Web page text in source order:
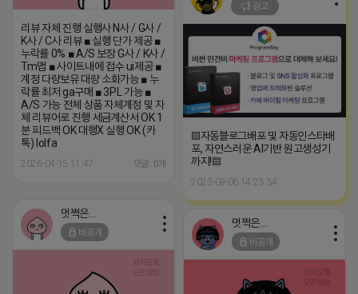
리뷰 자체 진행 실행사 N사 / G사 /
K사 / C사 리뷰 ■ 실행 단가 제공 ■
누락률 0% ■ A/S 보장 G사 / K사 /
Tm맵 ■ 사이트내에 접수 ui제공 ■
계정 다량보유 대량 소화가능 ■ 누
락률 최저 ga구매 ■ 3PL 가능 ■
A/S 가능 전체 상품 자체계정 및 자
체 리뷰어로 진행 세금계산서 OK 1
분 피드백 OK 대행X 실행 OK (카
톡) lolfa
2026-04-15 11:47 댓글: 0개
광고
▤자동블로그배포 및 자동인스타배
포, 자연스러운 AI기반 원고생성기
까지!▤
2023-09-06 14:23:34
멋쩍은 튜브
비공개
멋쩍은 튜브
비공개